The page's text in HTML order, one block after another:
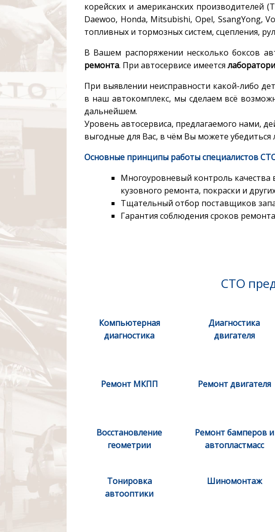
корейских и американских производителей
Daewoo, Honda, Mitsubishi, Opel, SsangYong,
топливных и тормозных систем, сцепления,
В Вашем распоряжении несколько боксов
ремонта. При автосервисе имеется
При выявлении неисправности какой-либо
в наш автокомплекс, мы сделаем всё
дальнейшем.
Уровень автосервиса, предлагаемого нами,
выгодные для Вас, в чём Вы можете убедиться
Основные принципы работы специалистов
Многоуровневый контроль качества
кузовного ремонта, покраски и
Тщательный отбор поставщиков
Гарантия соблюдения сроков ремонта
СТО
Компьютерная
диагностика
Диагностика
двигателя
Ремонт МКПП Ремонт двигателя
Восстановление
геометрии
Ремонт бамперов и
автопластмасс
Тонировка
автооптики
Шиномонтаж